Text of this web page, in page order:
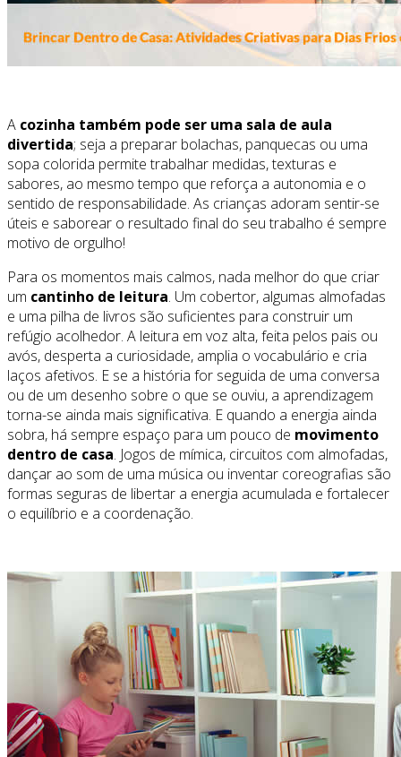
A cozinha também pode ser uma sala de aula
divertida; seja a preparar bolachas, panquecas ou uma
sopa colorida permite trabalhar medidas, texturas e
sabores, ao mesmo tempo que reforça a autonomia e o
sentido de responsabilidade. As crianças adoram sentir-se
úteis e saborear o resultado final do seu trabalho é sempre
motivo de orgulho!
Para os momentos mais calmos, nada melhor do que criar
um cantinho de leitura. Um cobertor, algumas almofadas
e uma pilha de livros são suficientes para construir um
refúgio acolhedor. A leitura em voz alta, feita pelos pais ou
avós, desperta a curiosidade, amplia o vocabulário e cria
laços afetivos. E se a história for seguida de uma conversa
ou de um desenho sobre o que se ouviu, a aprendizagem
torna-se ainda mais significativa. E quando a energia ainda
sobra, há sempre espaço para um pouco de movimento
dentro de casa. Jogos de mímica, circuitos com almofadas,
dançar ao som de uma música ou inventar coreografias são
formas seguras de libertar a energia acumulada e fortalecer
o equilíbrio e a coordenação.